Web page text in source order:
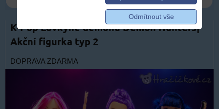
K-Pop Lovkyně démonů Demon Hunters|
Akční figurka typ 2
DOPRAVA ZDARMA
Odmítnout vše